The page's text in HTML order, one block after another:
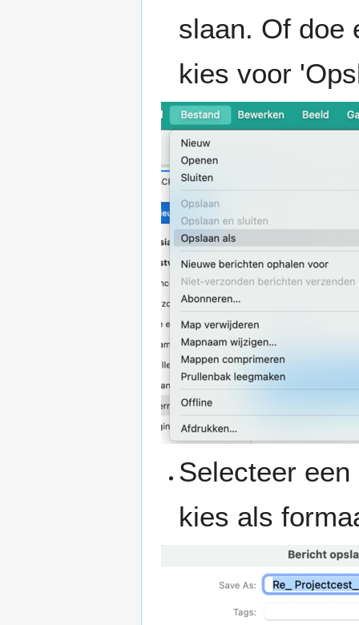
slaan. Of doe
kies voor
Selecteer
kies als